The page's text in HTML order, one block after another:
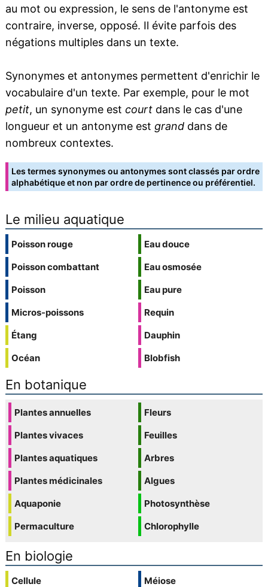
au mot ou expression, le sens de l'antonyme est
contraire, inverse, opposé. Il évite parfois des
négations multiples dans un texte.
Synonymes et antonymes permettent d'enrichir le
vocabulaire d'un texte. Par exemple, pour le mot
petit, un synonyme est courtdans le cas d'une
longueur et un antonyme est granddans de
nombreux contextes.
Les termes synonymes ou antonymes sont classés par ordre
alphabétique et non par ordre de pertinence ou préférentiel.
Le milieu aquatique
Poisson rouge
Poisson combattant
Poisson
Micros-poissons
Étang
Océan
Eau douce
Eau osmosée
Eau pure
Requin
Dauphin
Blobfish
En botanique
Plantes annuelles
Plantes vivaces
Plantes aquatiques
Plantes médicinales
Aquaponie
Permaculture
Fleurs
Feuilles
Arbres
Algues
Photosynthèse
Chlorophylle
En biologie
Cellule
Méiose